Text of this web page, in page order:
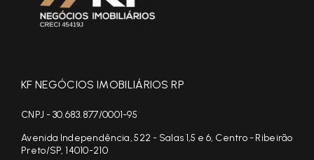
KF NEGÓCIOS IMOBILIÁRIOS RP
CNPJ - 30.683.877/0001-95
Avenida Independência, 522 - Salas 1,5 e 6, Centro - Ribeirão
Preto/SP, 14010-210